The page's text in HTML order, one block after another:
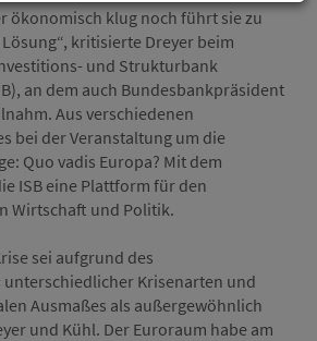
ökonomisch klug noch führt sie zu
kritisierte Dreyer beim
und Strukturbank
an dem auch Bundesbankpräsident
Aus verschiedenen
bei der Veranstaltung um die
Quo vadis Europa? Mit dem
ISB eine Plattform für den
Wirtschaft und Politik.
sei aufgrund des
Krisenarten und
Ausmaßes als außergewöhnlich
und Kühl. Der Euroraum habe am